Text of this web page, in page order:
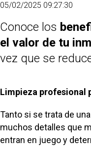
05/02/2025 09:27:30
Conoce los
el valor de tu
vez que se
Limpieza profesional
Tanto si se trata de
muchos detalles que
entran en juego y